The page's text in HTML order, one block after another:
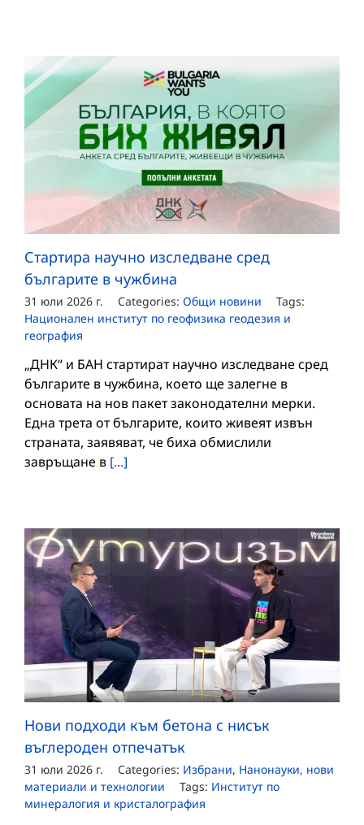
Стартира научно изследване сред
българите в чужбина
31 юли 2026 г. Categories: Общи новини
Tags:
Национален институт по геофизика геодезия и
география
„ДНК“ и БАН стартират научно изследване сред
българите в чужбина, което ще залегне в
основата на нов пакет законодателни мерки.
Една трета от българите, които живеят извън
страната, заявяват, че биха обмислили
завръщане в [...]
Нови подходи към бетона с нисък
въглероден отпечатък
31 юли 2026 г. Categories: Избрани, Нанонауки, нови
материали и технологии
Tags: Институт по
минералогия и кристалография